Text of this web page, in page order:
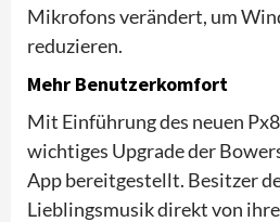
Mikrofons verändert, um
reduzieren.
Mehr Benutzerkomfort
Mit Einführung des neuen
wichtiges Upgrade der
App bereitgestellt. Besitzer
Lieblingsmusik direkt von